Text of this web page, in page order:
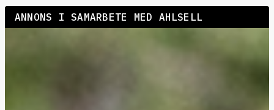
ANNONS I SAMARBETE MED AHLSELL